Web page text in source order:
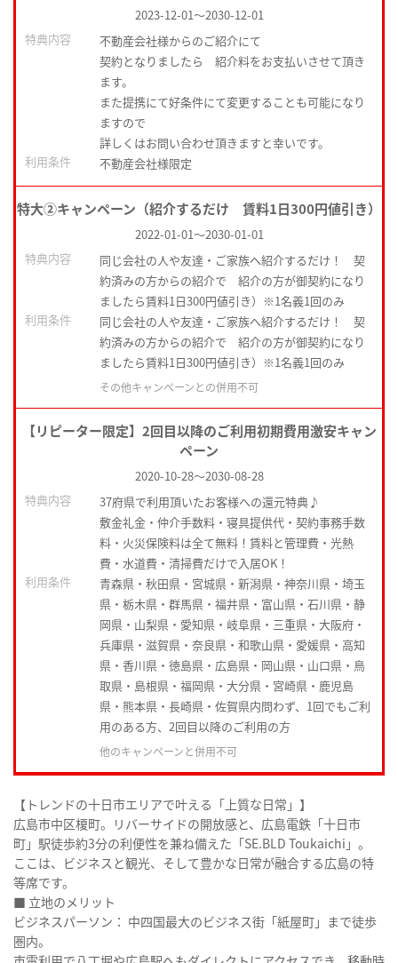
2023-12-01～2030-12-01
特典内容
不動産会社様からのご紹介にて
契約となりましたら 紹介料をお支払いさせて頂き
ます。
また提携にて好条件にて変更することも可能になり
ますので
詳しくはお問い合わせ頂きますと幸いです。
利用条件
不動産会社様限定
特大②キャンペーン（紹介するだけ 賃料1日300円値引き）
2022-01-01～2030-01-01
特典内容
同じ会社の人や友達・ご家族へ紹介するだけ！ 契
約済みの方からの紹介で 紹介の方が御契約になり
ましたら賃料1日300円値引き）※1名義1回のみ
利用条件
同じ会社の人や友達・ご家族へ紹介するだけ！ 契
約済みの方からの紹介で 紹介の方が御契約になり
ましたら賃料1日300円値引き）※1名義1回のみ
その他キャンペーンとの併用不可
【リピーター限定】2回目以降のご利用初期費用激安キャン
ペーン
2020-10-28～2030-08-28
特典内容
37府県で利用頂いたお客様への還元特典♪
敷金礼金・仲介手数料・寝具提供代・契約事務手数
料・火災保険料は全て無料！賃料と管理費・光熱
費・水道費・清掃費だけで入居OK！
利用条件
青森県・秋田県・宮城県・新潟県・神奈川県・埼玉
県・栃木県・群馬県・福井県・富山県・石川県・静
岡県・山梨県・愛知県・岐阜県・三重県・大阪府・
兵庫県・滋賀県・奈良県・和歌山県・愛媛県・高知
県・香川県・徳島県・広島県・岡山県・山口県・鳥
取県・島根県・福岡県・大分県・宮崎県・鹿児島
県・熊本県・長崎県・佐賀県内問わず、1回でもご利
用のある方、2回目以降のご利用の方
他のキャンペーンと併用不可
【トレンドの十日市エリアで叶える「上質な日常」】
広島市中区榎町。リバーサイドの開放感と、広島電鉄「十日市
町」駅徒歩約3分の利便性を兼ね備えた「SE.BLD Toukaichi」。
ここは、ビジネスと観光、そして豊かな日常が融合する広島の特
等席です。
■ 立地のメリット
ビジネスパーソン： 中四国最大のビジネス街「紙屋町」まで徒歩
圏内。